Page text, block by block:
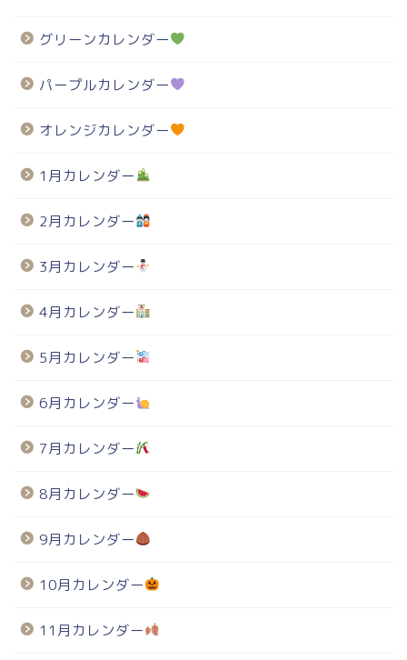
グリーンカレンダー
パープルカレンダー
オレンジカレンダー
1月カレンダー
2月カレンダー
3月カレンダー
4月カレンダー
5月カレンダー
6月カレンダー
7月カレンダー
8月カレンダー
9月カレンダー
10月カレンダー
11月カレンダー